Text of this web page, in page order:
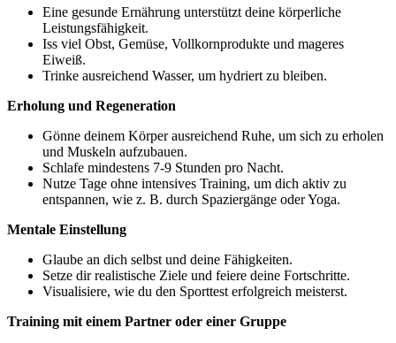
Eine gesunde Ernährung unterstützt deine körperliche
Leistungsfähigkeit.
Iss viel Obst, Gemüse, Vollkornprodukte und mageres
Eiweiß.
Trinke ausreichend Wasser, um hydriert zu bleiben.
Erholung und Regeneration
Gönne deinem Körper ausreichend Ruhe, um sich zu erholen
und Muskeln aufzubauen.
Schlafe mindestens 7-9 Stunden pro Nacht.
Nutze Tage ohne intensives Training, um dich aktiv zu
entspannen, wie z. B. durch Spaziergänge oder Yoga.
Mentale Einstellung
Glaube an dich selbst und deine Fähigkeiten.
Setze dir realistische Ziele und feiere deine Fortschritte.
Visualisiere, wie du den Sporttest erfolgreich meisterst.
Training mit einem Partner oder einer Gruppe